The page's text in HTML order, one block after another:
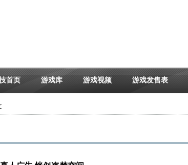
首页 游戏库 游戏视频 游戏发售表